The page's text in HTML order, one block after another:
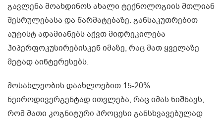
გავლენა მოახდინოს ახალი ტექნოლოგიის მთლიან
შესრულებასა და წარმატებაზე. განსაკუთრებით
აუტისტ ადამიანებს აქვთ მიდრეკილება
ჰიპერფოკუსირებისკენ იმაზე, რაც მათ ყველაზე
მეტად აინტერესებს.
მოსახლეობის დაახლოებით 15-20%
ნეიროდივერგენტად ითვლება, რაც იმას ნიშნავს,
რომ მათი კოგნიტური პროცესი განსხვავებულად